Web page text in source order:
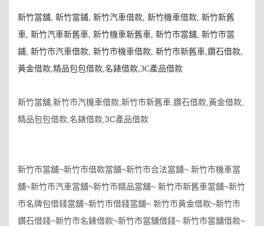
新竹當舖 新竹當鋪 新竹汽車借款 新竹機車借款 新竹新舊
車 新竹汽車新舊車 新竹機車新舊車 新竹市當舖 新竹市當
鋪 新竹市汽車借款 新竹市機車借款 新竹市新舊車 鑽石借款
黃金借款 精品包包借款 名錶借款 3C產品借款
新竹當舖 新竹市汽機車借款 新竹市新舊車 鑽石借款 黃金借款
精品包包借款 名錶借款 3C產品借款
新竹市當舖~新竹市借款當舖~新竹市合法當舖~ 新竹市機車當
舖~新竹市汽車當舖~新竹市精品當舖~ 新竹市新舊車當舖~新竹
市名牌包借錢當舖~新竹市借錢當舖~ 新竹市黃金借款~新竹市
鑽石借錢~新竹市名錶借款~新竹市當舖借錢~ 新竹市當舖借款~